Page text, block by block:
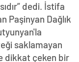
dedi. İstifa
Paşinyan Dağlık
saklamayan
dikkat çeken bir